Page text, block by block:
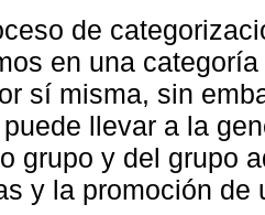
de
en una
sí misma, sin
llevar a la
grupo y del grupo
y la promoción de